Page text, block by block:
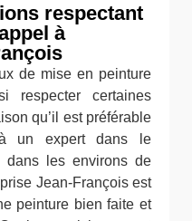
respectant
à
de mise en peinture
respecter certaines
qu’il est préférable
un expert dans le
dans les environs de
Jean-François est
peinture bien faite et